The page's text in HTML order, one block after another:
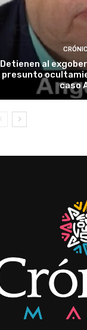
Detienen al
presunto
caso